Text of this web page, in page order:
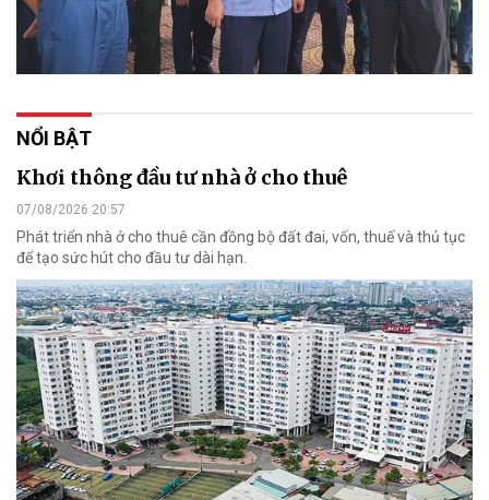
NỔI BẬT
Khơi thông đầu tư nhà ở cho thuê
07/08/2026 20:57
Phát triển nhà ở cho thuê cần đồng bộ đất đai, vốn, thuế và thủ tục
để tạo sức hút cho đầu tư dài hạn.